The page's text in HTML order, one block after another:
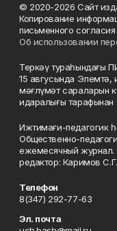
© 2020-2026 Сайт
Копирование
письменного
Об использовании
Теркәү тураһындағы
15 авгусында Элемтә,
мәғлүмәт сараларын
идаралығы тарафынан
Ижтимағи-педагогик
Общественно-
ежемесячный журнал.
редактор: Каримов С.Г.
Телефон
8(347) 292-77-63
Эл. почта